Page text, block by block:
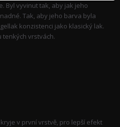
Byl vyvinut tak, aby jak jeho
Tak, aby jeho barva byla
konzistenci jako klasický lak.
tenkých vrstvách.
v první vrstvě, pro lepší efekt